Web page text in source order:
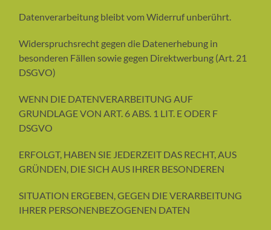
Datenverarbeitung bleibt vom Widerruf unberührt.
Widerspruchsrecht gegen die Datenerhebung in
besonderen Fällen sowie gegen Direktwerbung (Art. 21
DSGVO)
WENN DIE DATENVERARBEITUNG AUF
GRUNDLAGE VON ART. 6 ABS. 1 LIT. E ODER F
DSGVO
ERFOLGT, HABEN SIE JEDERZEIT DAS RECHT, AUS
GRÜNDEN, DIE SICH AUS IHRER BESONDEREN
SITUATION ERGEBEN, GEGEN DIE VERARBEITUNG
IHRER PERSONENBEZOGENEN DATEN